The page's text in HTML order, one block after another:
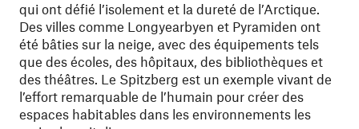
qui ont défié l’isolement et la dureté de l’Arctique.
Des villes comme Longyearbyen et Pyramiden ont
été bâties sur la neige, avec des équipements tels
que des écoles, des hôpitaux, des bibliothèques et
des théâtres. Le Spitzberg est un exemple vivant de
l’effort remarquable de l’humain pour créer des
espaces habitables dans les environnements les